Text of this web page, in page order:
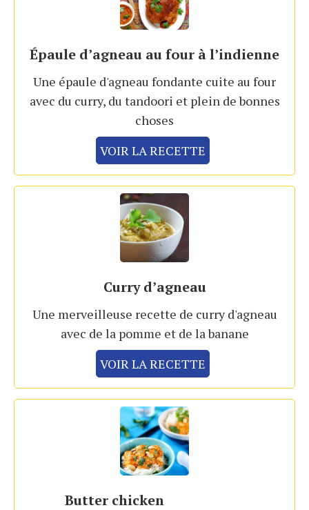
Épaule d’agneau au four à l’indienne
Une épaule d'agneau fondante cuite au four
avec du curry, du tandoori et plein de bonnes
choses
VOIR LA RECETTE
Curry d’agneau
Une merveilleuse recette de curry d'agneau
avec de la pomme et de la banane
VOIR LA RECETTE
Butter chicken